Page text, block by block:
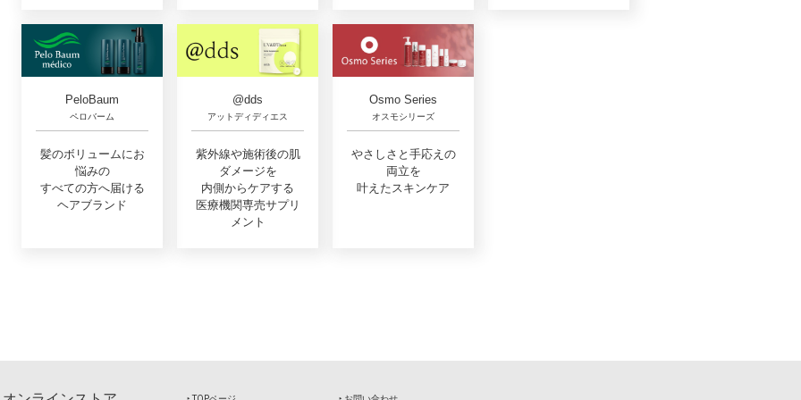
PeloBaum
ペロバーム
髪のボリュームにお
悩みの
すべての方へ届ける
ヘアブランド
@dds
アットディディエス
紫外線や施術後の肌
ダメージを
内側からケアする
医療機関専売サプリ
メント
Osmo Series
オスモシリーズ
やさしさと手応えの
両立を
叶えたスキンケア